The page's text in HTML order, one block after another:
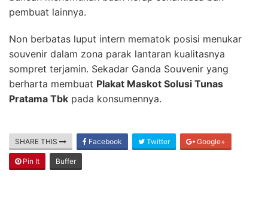
pembuat lainnya.
Non berbatas luput intern mematok posisi menukar
souvenir dalam zona parak lantaran kualitasnya
sompret terjamin. Sekadar Ganda Souvenir yang
berharta membuat Plakat Maskot Solusi Tunas
Pratama Tbk pada konsumennya.
SHARE THIS Facebook Twitter Google+
Pin It Buffer